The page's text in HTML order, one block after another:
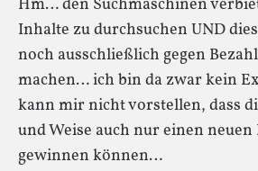
Hm… den Suchmaschinen
Inhalte zu durchsuchen UND
noch ausschließlich gegen
machen… ich bin da zwar kein
kann mir nicht vorstellen, dass
und Weise auch nur einen neuen
gewinnen können…